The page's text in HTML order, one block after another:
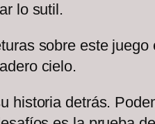
lo sutil.
sobre este juego
cielo.
historia detrás.